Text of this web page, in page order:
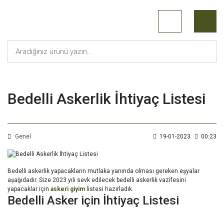
Bedelli Askerlik İhtiyaç Listesi
Genel 19-01-2023 00:23
Bedelli askerlik yapacakların mutlaka yanında olması gereken eşyalar
aşağıdadır. Size 2023 yılı sevk edilecek bedelli askerlik vazifesini
yapacaklar için askeri giyim listesi hazırladık.
Bedelli Asker için İhtiyaç Listesi